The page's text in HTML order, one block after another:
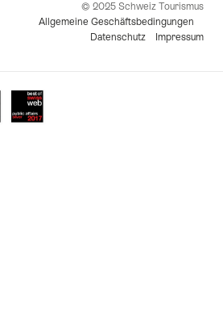
© 2025 Schweiz Tourismus
Allgemeine Geschäftsbedingungen
Datenschutz
Impressum
um anzuzeigen)